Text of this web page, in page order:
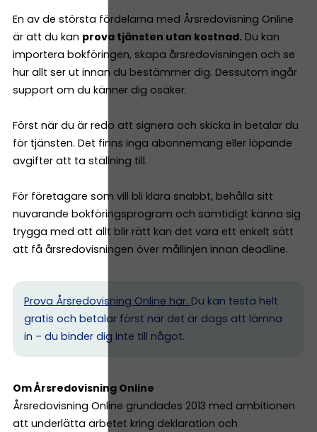
En av de största fördelarna med Årsredovisning Online
är att du kan prova tjänsten utan kostnad. Du kan
importera bokföringen, skapa årsredovisningen och se
hur allt ser ut innan du bestämmer dig. Dessutom ingår
support om du känner dig osäker.
Först när du är redo att signera och skicka in betalar du
för tjänsten. Det finns inga abonnemang eller löpande
avgifter att ta ställning till.
För företagare som vill bli klara snabbt, behålla sitt
nuvarande bokföringsprogram och samtidigt känna sig
trygga med att allt blir rätt kan det vara ett enkelt sätt
att få årsredovisningen över mållinjen innan deadline.
Prova Årsredovisning Online här. Du kan testa helt
gratis och betalar först när det är dags att lämna
in – du binder dig inte till något.
Om Årsredovisning Online
Årsredovisning Online grundades 2013 med ambitionen
att underlätta arbetet kring deklaration och